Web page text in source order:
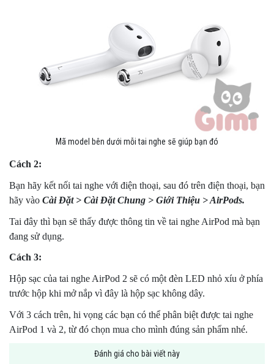
Mã model bên dưới mỗi tai nghe sẽ giúp bạn đó
Cách 2:
Bạn hãy kết nối tai nghe với điện thoại, sau đó trên điện thoại, bạn
hãy vào Cài Đặt > Cài Đặt Chung > Giới Thiệu > AirPods.
Tai đây thì bạn sẽ thấy được thông tin về tai nghe AirPod mà bạn
đang sử dụng.
Cách 3:
Hộp sạc của tai nghe AirPod 2 sẽ có một đèn LED nhỏ xíu ở phía
trước hộp khi mở nắp vì đây là hộp sạc không dây.
Với 3 cách trên, hi vọng các bạn có thể phân biệt được tai nghe
AirPod 1 và 2, từ đó chọn mua cho mình đúng sản phẩm nhé.
Đánh giá cho bài viết này